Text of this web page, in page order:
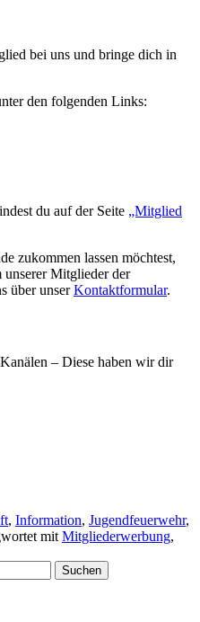
bei uns und bringe dich in
den folgenden Links:
du auf der Seite „Mitglied
zukommen lassen möchtest,
unserer Mitglieder der
über unserKontaktformular.
– Diese haben wir dir
, Information, Jugendfeuerwehr,
mit Mitgliederwerbung,